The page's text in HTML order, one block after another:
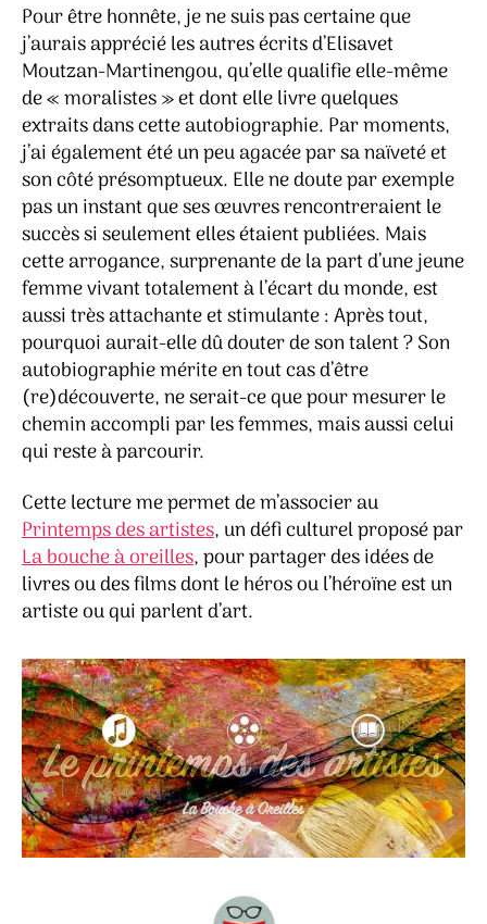
Pour être honnête, je ne suis pas certaine que
j’aurais apprécié les autres écrits d’Elisavet
Moutzan-Martinengou, qu’elle qualifie elle-même
de « moralistes » et dont elle livre quelques
extraits dans cette autobiographie. Par moments,
j’ai également été un peu agacée par sa naïveté et
son côté présomptueux. Elle ne doute par exemple
pas un instant que ses œuvres rencontreraient le
succès si seulement elles étaient publiées. Mais
cette arrogance, surprenante de la part d’une jeune
femme vivant totalement à l’écart du monde, est
aussi très attachante et stimulante : Après tout,
pourquoi aurait-elle dû douter de son talent ? Son
autobiographie mérite en tout cas d’être
(re)découverte, ne serait-ce que pour mesurer le
chemin accompli par les femmes, mais aussi celui
qui reste à parcourir.
Cette lecture me permet de m’associer au
Printemps des artistes, un défi culturel proposé par
La bouche à oreilles, pour partager des idées de
livres ou des films dont le héros ou l’héroïne est un
artiste ou qui parlent d’art.